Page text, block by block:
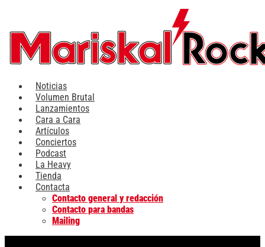
contenido
Noticias
Volumen Brutal
Lanzamientos
Cara a Cara
Artículos
Conciertos
Podcast
La Heavy
Tienda
Contacta
Contacto general y redacción
Contacto para bandas
Mailing